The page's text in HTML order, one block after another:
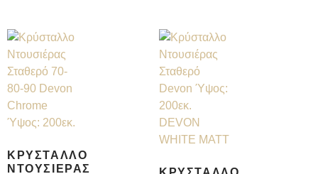
ΚΡΎΣΤΑΛΛΟ
ΝΤΟΥΣΙΈΡΑΣ